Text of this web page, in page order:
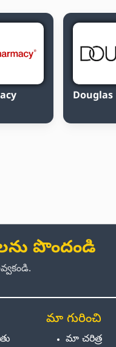
Douglas
పొందండి
మా గురించి
మా చరిత్ర